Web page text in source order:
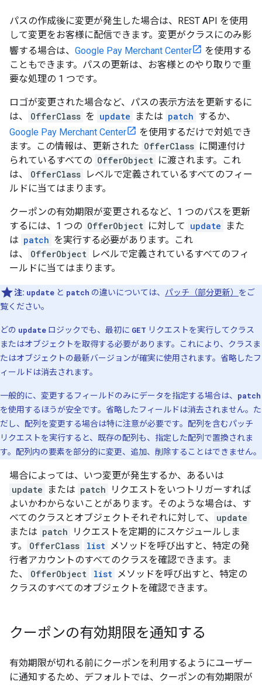
パスの作成後に変更が発生した場合は、REST API を使用
して変更をお客様に配信できます。変更がクラスにのみ影
響する場合は、 Google Pay Merchant Center
を使用する
こともできます。パスの更新は、お客様とのやり取りで重
要な処理の 1 つです。
ロゴが変更された場合など、パスの表示方法を更新するに
は、
OfferClass を update または patch するか、
Google Pay Merchant Center
を使用するだけで対処でき
ます。この情報は、更新された OfferClass に関連付け
られているすべての OfferObject に渡されます。これ
は、
OfferClass レベルで定義されているすべてのフィー
ルドに当てはまります。
クーポンの有効期限が変更されるなど、1 つのパスを更新
するには、1 つの OfferObject に対して update
また
は patch を実行する必要があります。これ
は、
OfferObject レベルで定義されているすべてのフィ
ールドに当てはまります。
注: update と patch の違いについては、 パッチ（部分更新） をご
覧ください。
どの update ロジックでも、最初に GET リクエストを実行してクラス
またはオブジェクトを取得する必要があります。これにより、クラスま
たはオブジェクトの最新バージョンが確実に使用されます。省略したフ
ィールドは消去されます。
一般的に、変更するフィールドのみにデータを指定する場合は、 patch
を使用するほうが安全です。省略したフィールドは消去されません。た
だし、配列を変更する場合は特に注意が必要です。配列を含むパッチ
リクエストを実行すると、既存の配列も、指定した配列で置換されま
す。配列内の要素を部分的に変更、追加、削除することはできません。
場合によっては、いつ変更が発生するか、あるいは
update
または patch
リクエストをいつトリガーすれば
よいかわからないことがあります。そのような場合は、す
べてのクラスとオブジェクトそれぞれに対して、
update
または patch
リクエストを定期的にスケジュールしま
す。
OfferClass list メソッドを呼び出すと、特定の発
行者アカウントのすべてのクラスを確認できます。ま
た、
OfferObject list メソッドを呼び出すと、特定の
クラスのすべてのオブジェクトを確認できます。
クーポンの有効期限を通知する
有効期限が切れる前にクーポンを利用するようにユーザー
に通知するため、デフォルトでは、クーポンの有効期限が